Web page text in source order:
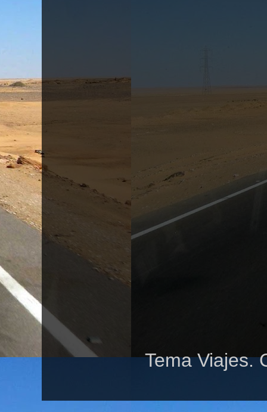
Tema Viajes.